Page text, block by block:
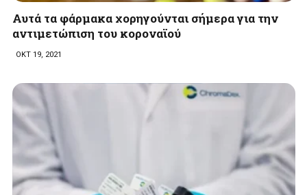
Αυτά τα φάρμακα χορηγούνται σήμερα για την
αντιμετώπιση του κοροναϊού
ΟΚΤ 19, 2021